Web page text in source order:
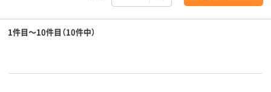
1件目～10件目（10件中）